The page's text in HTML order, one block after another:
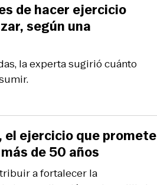
la experta sugirió cuánto
de hacer ejercicio
según una
a fortalecer la
el ejercicio que promete
de 50 años